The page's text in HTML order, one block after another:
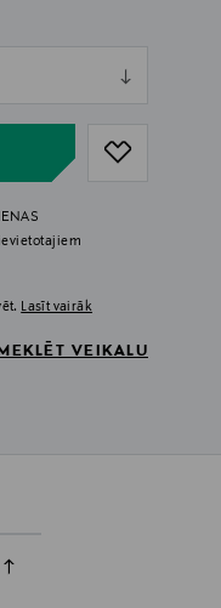
Lasīt vairāk
MEKLĒT VEIKALU